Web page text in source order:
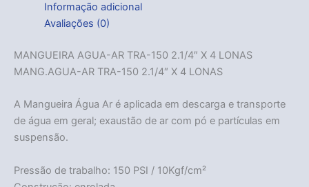
Informação adicional
Avaliações (0)
MANGUEIRA AGUA-AR TRA-150 2.1/4″ X 4 LONAS
MANG.AGUA-AR TRA-150 2.1/4″ X 4 LONAS
A Mangueira Água Ar é aplicada em descarga e transporte
de água em geral; exaustão de ar com pó e partículas em
suspensão.
Pressão de trabalho: 150 PSI / 10Kgf/cm²